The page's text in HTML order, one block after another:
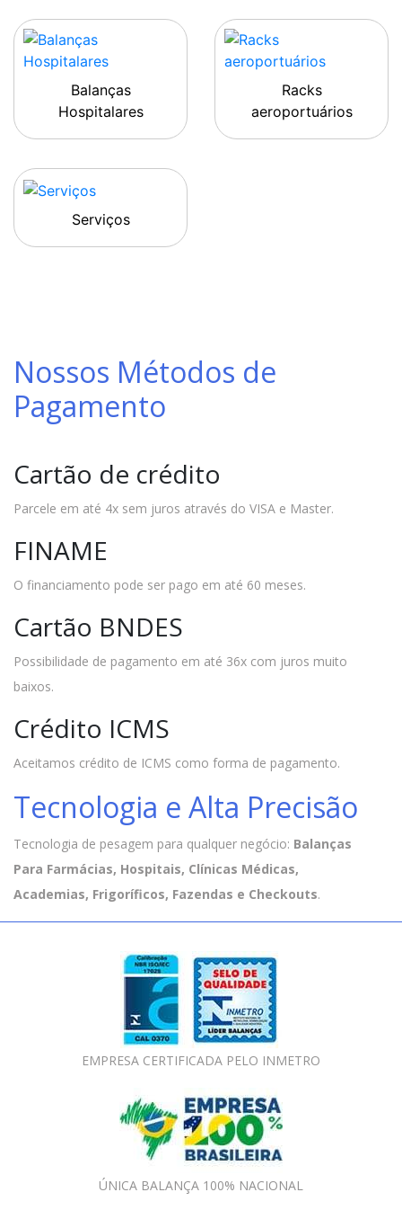
Balanças
Hospitalares
Racks
aeroportuários
Serviços
Nossos Métodos de
Pagamento
Cartão de crédito
Parcele em até 4x sem juros através do VISA e Master.
FINAME
O financiamento pode ser pago em até 60 meses.
Cartão BNDES
Possibilidade de pagamento em até 36x com juros muito
baixos.
Crédito ICMS
Aceitamos crédito de ICMS como forma de pagamento.
Tecnologia e Alta Precisão
Tecnologia de pesagem para qualquer negócio: Balanças
Para Farmácias, Hospitais, Clínicas Médicas,
Academias, Frigoríficos, Fazendas e Checkouts.
EMPRESA CERTIFICADA PELO INMETRO
ÚNICA BALANÇA 100% NACIONAL